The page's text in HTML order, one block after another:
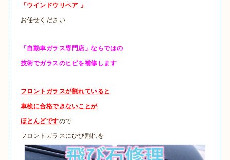
「ウインドウリペア 」
お任せください
「自動車ガラス専門店」ならではの
技術でガラスのヒビを補修します
フロントガラスが割れていると
車検に合格できないことが
ほとんどですので
フロントガラスにひび割れを